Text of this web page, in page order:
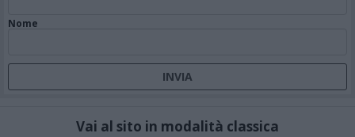
Nome
Vai al sito in modalità classica